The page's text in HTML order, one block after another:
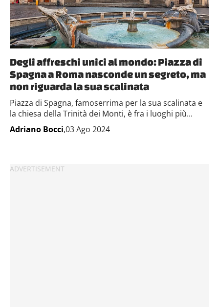
Degli affreschi unici al mondo: Piazza di
Spagna a Roma nasconde un segreto, ma
non riguarda la sua scalinata
Piazza di Spagna, famoserrima per la sua scalinata e
la chiesa della Trinità dei Monti, è fra i luoghi più...
Adriano Bocci,03 Ago 2024